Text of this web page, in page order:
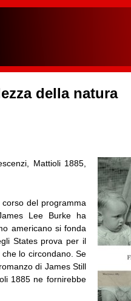
della natura
Mattioli 1885,
del programma
Lee Burke ha
americano si fonda
States prova per il
lo circondano. Se
di James Still
1885 ne fornirebbe